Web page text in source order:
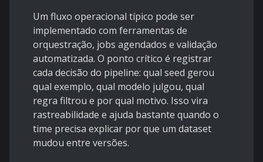
Um fluxo operacional típico pode ser
implementado com ferramentas de
orquestração, jobs agendados e validação
automatizada. O ponto crítico é registrar
cada decisão do pipeline: qual seed gerou
qual exemplo, qual modelo julgou, qual
regra filtrou e por qual motivo. Isso vira
rastreabilidade e ajuda bastante quando o
time precisa explicar por que um dataset
mudou entre versões.